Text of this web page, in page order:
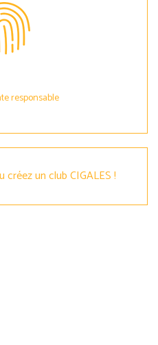
responsable
un club CIGALES !